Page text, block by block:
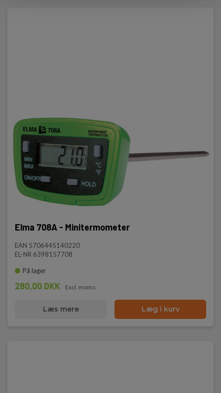
Elma 708A - Minitermometer
EAN 5706445140220
EL-NR 6398157708
På lager
280,00 DKK Excl. moms
Læs mere Læg i kurv